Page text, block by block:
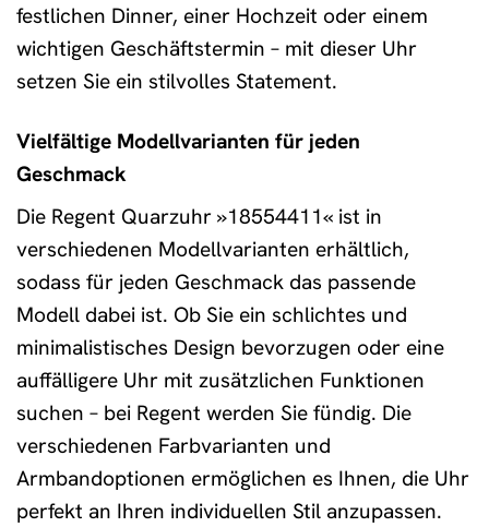
festlichen Dinner, einer Hochzeit oder einem
wichtigen Geschäftstermin – mit dieser Uhr
setzen Sie ein stilvolles Statement.
Vielfältige Modellvarianten für jeden
Geschmack
Die Regent Quarzuhr »18554411« ist in
verschiedenen Modellvarianten erhältlich,
sodass für jeden Geschmack das passende
Modell dabei ist. Ob Sie ein schlichtes und
minimalistisches Design bevorzugen oder eine
auffälligere Uhr mit zusätzlichen Funktionen
suchen – bei Regent werden Sie fündig. Die
verschiedenen Farbvarianten und
Armbandoptionen ermöglichen es Ihnen, die Uhr
perfekt an Ihren individuellen Stil anzupassen.